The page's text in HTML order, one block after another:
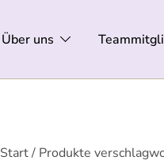
Über uns
Start/ Produkte